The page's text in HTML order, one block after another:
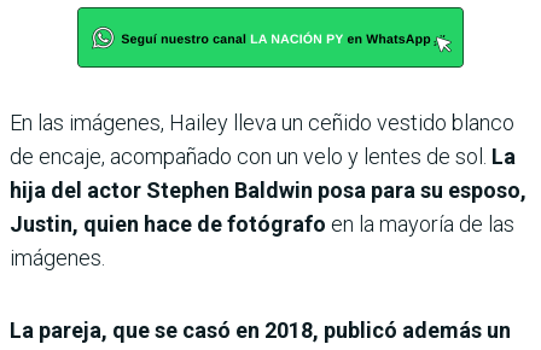
En las imágenes, Hailey lleva un ceñido vestido blanco
de encaje, acompañado con un velo y lentes de sol. La
hija del actor Stephen Baldwin posa para su esposo,
Justin, quien hace de fotógrafo en la mayoría de las
imágenes.
La pareja, que se casó en 2018, publicó además un